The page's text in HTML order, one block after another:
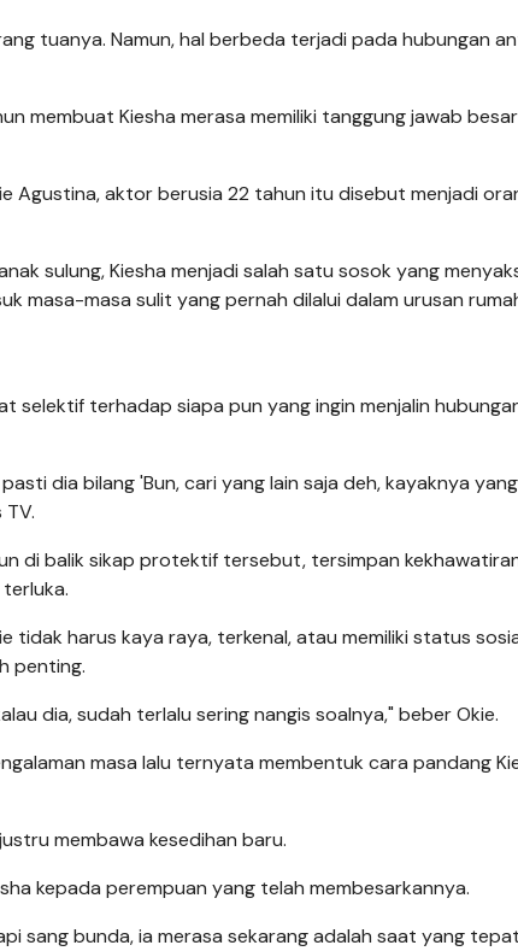
tuanya. Namun, hal berbeda terjadi pada hubungan
membuat Kiesha merasa memiliki tanggung jawab
Agustina, aktor berusia 22 tahun itu disebut menjadi
sulung, Kiesha menjadi salah satu sosok yang
masa-masa sulit yang pernah dilalui dalam urusan
selektif terhadap siapa pun yang ingin menjalin
dia bilang 'Bun, cari yang lain saja deh, kayaknya
di balik sikap protektif tersebut, tersimpan
tidak harus kaya raya, terkenal, atau memiliki status
penting.
dia, sudah terlalu sering nangis soalnya," beber Okie.
masa lalu ternyata membentuk cara pandang
membawa kesedihan baru.
kepada perempuan yang telah membesarkannya.
sang bunda, ia merasa sekarang adalah saat yang